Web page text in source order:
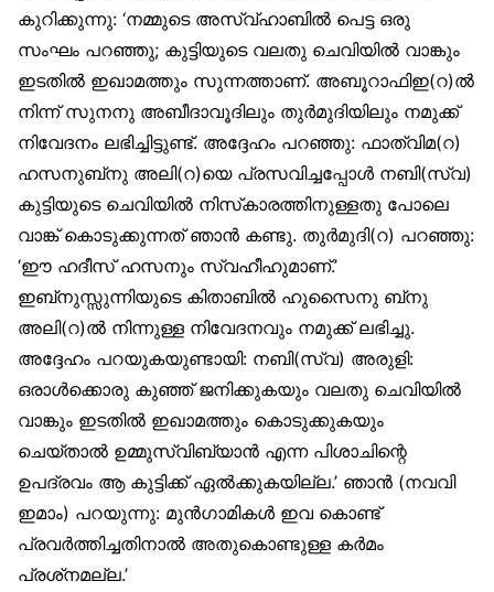
കുറിക്കുന്നു: ‘നമ്മുടെ അസ്വ്ഹാബിൽ പെട്ട ഒരു
സംഘം പറഞ്ഞു; കുട്ടിയുടെ വലതു ചെവിയിൽ വാങ്കും
ഇടതിൽ ഇഖാമത്തും സുന്നത്താണ്. അബൂറാഫിഇ(റ)ൽ
നിന്ന് സുനനു അബീദാവൂദിലും തുർമുദിയിലും നമുക്ക്
നിവേദനം ലഭിച്ചിട്ടുണ്ട്. അദ്ദേഹം പറഞ്ഞു: ഫാത്വിമ(റ)
ഹസനുബ്‌നു അലി(റ)യെ പ്രസവിച്ചപ്പോൾ നബി(സ്വ)
കുട്ടിയുടെ ചെവിയിൽ നിസ്‌കാരത്തിനുള്ളതു പോലെ
വാങ്ക് കൊടുക്കുന്നത് ഞാൻ കണ്ടു. തുർമുദി(റ) പറഞ്ഞു:
‘ഈ ഹദീസ് ഹസനും സ്വഹീഹുമാണ്.’
ഇബ്‌നുസ്സുന്നിയുടെ കിതാബിൽ ഹുസൈനു ബ്‌നു
അലി(റ)ൽ നിന്നുള്ള നിവേദനവും നമുക്ക് ലഭിച്ചു.
അദ്ദേഹം പറയുകയുണ്ടായി: നബി(സ്വ) അരുളി:
ഒരാൾക്കൊരു കുഞ്ഞ് ജനിക്കുകയും വലതു ചെവിയിൽ
വാങ്കും ഇടതിൽ ഇഖാമത്തും കൊടുക്കുകയും
ചെയ്താൽ ഉമ്മുസ്വിബ്‌യാൻ എന്ന പിശാചിന്റെ
ഉപദ്രവം ആ കുട്ടിക്ക് ഏൽക്കുകയില്ല.’ ഞാൻ (നവവി
ഇമാം) പറയുന്നു: മുൻഗാമികൾ ഇവ കൊണ്ട്
പ്രവർത്തിച്ചതിനാൽ അതുകൊണ്ടുള്ള കർമം
പ്രശ്‌നമല്ല.’